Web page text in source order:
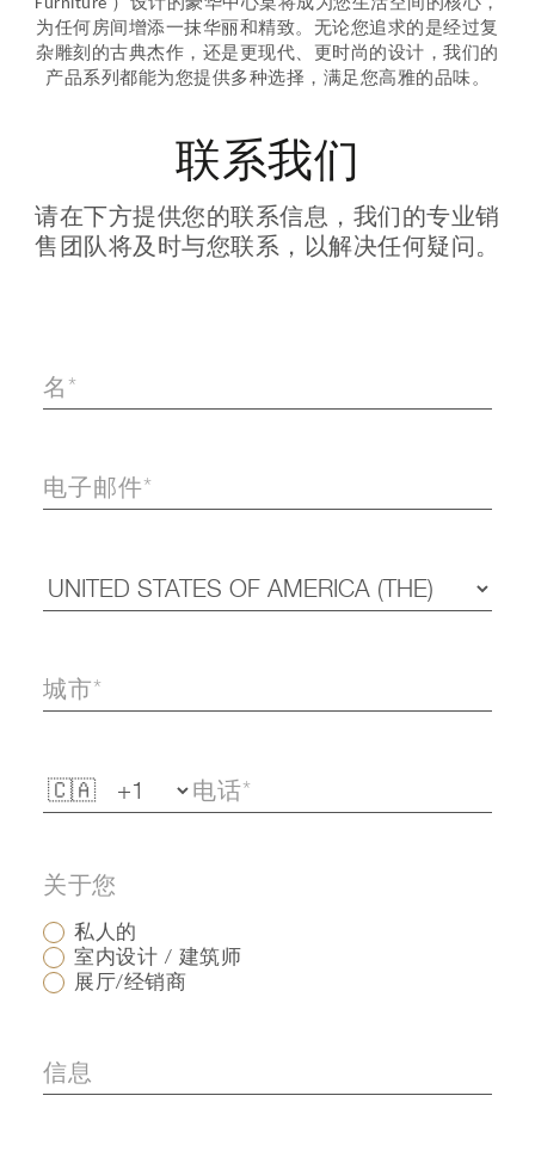
Furniture ）设计的豪华中心桌将成为您生活空间的核心，
为任何房间增添一抹华丽和精致。无论您追求的是经过复
杂雕刻的古典杰作，还是更现代、更时尚的设计，我们的
产品系列都能为您提供多种选择，满足您高雅的品味。
联系我们
请在下方提供您的联系信息，我们的专业销
售团队将及时与您联系，以解决任何疑问。
关于您
私人的
室内设计 / 建筑师
展厅/经销商